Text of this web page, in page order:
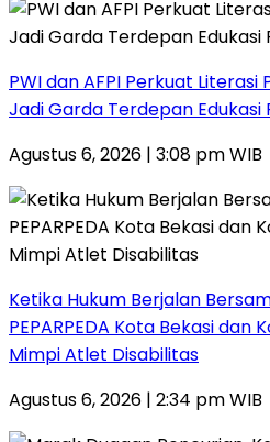
PWI dan AFPI Perkuat Literasi
Jadi Garda Terdepan Edukasi
Agustus 6, 2026 | 3:08 pm WIB
Ketika Hukum Berjalan
PEPARPEDA Kota Bekasi
Mimpi Atlet Disabilitas
Agustus 6, 2026 | 2:34 pm WIB